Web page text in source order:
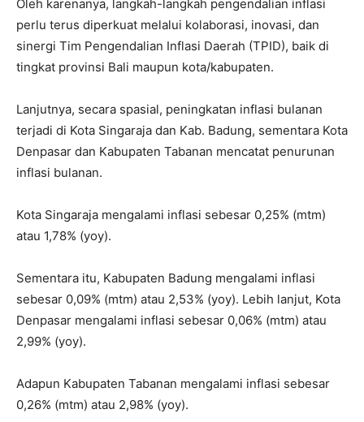
Oleh karenanya, langkah-langkah pengendalian inflasi
perlu terus diperkuat melalui kolaborasi, inovasi, dan
sinergi Tim Pengendalian Inflasi Daerah (TPID), baik di
tingkat provinsi Bali maupun kota/kabupaten.
Lanjutnya, secara spasial, peningkatan inflasi bulanan
terjadi di Kota Singaraja dan Kab. Badung, sementara Kota
Denpasar dan Kabupaten Tabanan mencatat penurunan
inflasi bulanan.
Kota Singaraja mengalami inflasi sebesar 0,25% (mtm)
atau 1,78% (yoy).
Sementara itu, Kabupaten Badung mengalami inflasi
sebesar 0,09% (mtm) atau 2,53% (yoy). Lebih lanjut, Kota
Denpasar mengalami inflasi sebesar 0,06% (mtm) atau
2,99% (yoy).
Adapun Kabupaten Tabanan mengalami inflasi sebesar
0,26% (mtm) atau 2,98% (yoy).